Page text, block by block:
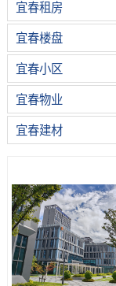
宜春租房
宜春楼盘
宜春小区
宜春物业
宜春建材